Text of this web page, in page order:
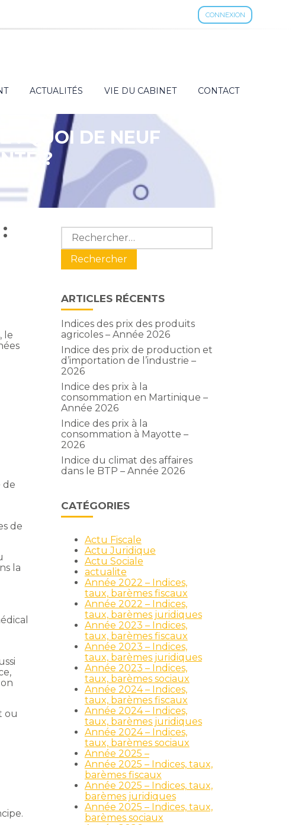
CONNEXION
ACTUALITÉS VIE DU CABINET CONTACT
: QUOI DE NEUF
?
le
de
de
la
ou
Blog
sidebar
Rechercher :
ARTICLES RÉCENTS
Indices des prix des produits
agricoles – Année 2026
Indice des prix de production et
d’importation de l’industrie –
2026
Indice des prix à la
consommation en Martinique –
Année 2026
Indice des prix à la
consommation à Mayotte –
2026
Indice du climat des affaires
dans le BTP – Année 2026
CATÉGORIES
Actu Fiscale
Actu Juridique
Actu Sociale
actualite
Année 2022 – Indices,
taux, barèmes fiscaux
Année 2022 – Indices,
taux, barèmes juridiques
Année 2023 – Indices,
taux, barèmes fiscaux
Année 2023 – Indices,
taux, barèmes juridiques
Année 2023 – Indices,
taux, barèmes sociaux
Année 2024 – Indices,
taux, barèmes fiscaux
Année 2024 – Indices,
taux, barèmes juridiques
Année 2024 – Indices,
taux, barèmes sociaux
Année 2025 –
Année 2025 – Indices, taux,
barèmes fiscaux
Année 2025 – Indices, taux,
barèmes juridiques
Année 2025 – Indices, taux,
barèmes sociaux